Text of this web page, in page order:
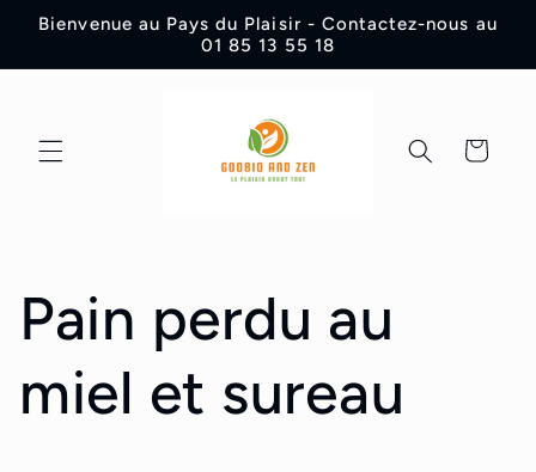
passer
contenu
Bienvenue au Pays du Plaisir - Contactez-nous au
01 85 13 55 18
Panier
Pain perdu au
miel et sureau